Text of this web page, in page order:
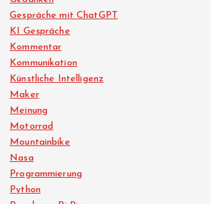
Gespräche mit ChatGPT
KI Gespräche
Kommentar
Kommunikation
Künstliche Intelligenz
Maker
Meinung
Motorrad
Mountainbike
Nasa
Programmierung
Python